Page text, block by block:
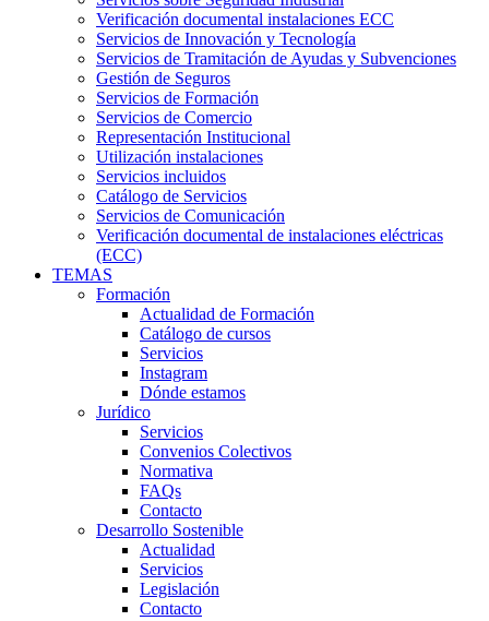
Verificación documental instalaciones ECC
Servicios de Innovación y Tecnología
Servicios de Tramitación de Ayudas y Subvenciones
Gestión de Seguros
Servicios de Formación
Servicios de Comercio
Representación Institucional
Utilización instalaciones
Servicios incluidos
Catálogo de Servicios
Servicios de Comunicación
Verificación documental de instalaciones eléctricas
(ECC)
TEMAS
Formación
Actualidad de Formación
Catálogo de cursos
Servicios
Instagram
Dónde estamos
Jurídico
Servicios
Convenios Colectivos
Normativa
FAQs
Contacto
Desarrollo Sostenible
Actualidad
Servicios
Legislación
Contacto